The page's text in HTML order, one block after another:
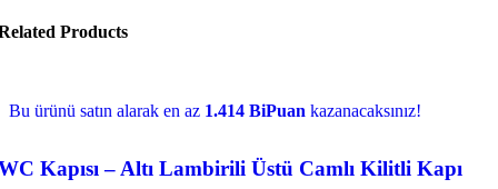
Products
Bu ürünü satın alarak en az 1.414 BiPuan kazanacaksınız!
Kapısı – Altı Lambirili Üstü Camlı Kilitli Kapı